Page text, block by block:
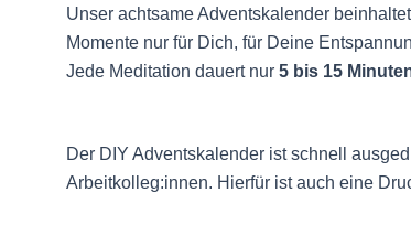
Unser achtsame Adventskalender beinhaltet
Momente nur für Dich, für Deine
Jede Meditation dauert nur 5 bis 15
Der DIY Adventskalender ist schnell
Arbeitkolleg:innen. Hierfür ist auch eine